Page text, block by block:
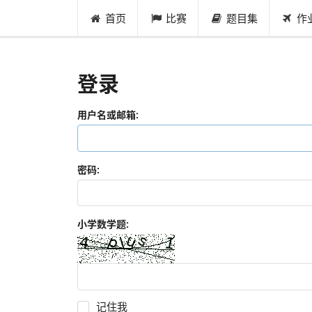
首页 比赛 题目集 作
登录
用户名或邮箱:
密码:
小学数学题:
记住我